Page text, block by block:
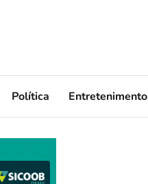
Política Entretenimento